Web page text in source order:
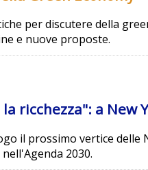
per discutere della
e nuove proposte.
ricchezza": a New
il prossimo vertice
2030.